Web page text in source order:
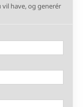
have, og generér